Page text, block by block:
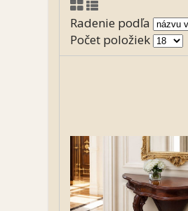
Radenie podľa
Počet položiek